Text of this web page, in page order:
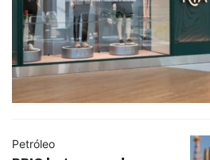
Petróleo